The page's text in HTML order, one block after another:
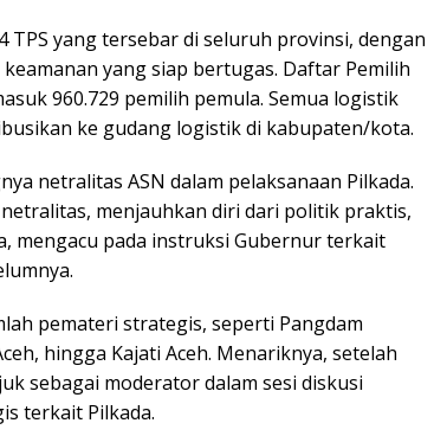
TPS yang tersebar di seluruh provinsi, dengan
yang siap bertugas. Daftar Pemilih
960.729 pemilih pemula. Semua logistik
ke gudang logistik di kabupaten/kota.
netralitas ASN dalam pelaksanaan Pilkada.
menjauhkan diri dari politik praktis,
mengacu pada instruksi Gubernur terkait
pemateri strategis, seperti Pangdam
hingga Kajati Aceh. Menariknya, setelah
sebagai moderator dalam sesi diskusi
terkait Pilkada.